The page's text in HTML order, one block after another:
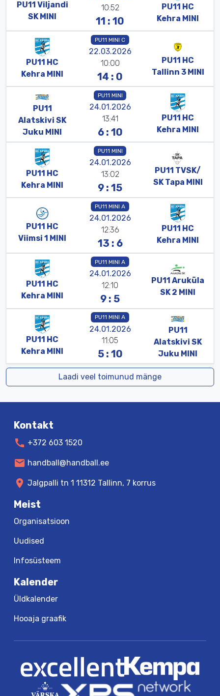
PU11 Viljandi
SKMINI
10:52
11 : 10
PU11 HC
Kehra MINI
PU11 HC
Kehra MINI
PU11 MINI C
22.03.2026
10:00
14 : 0
PU11 HC
Tallinn 3 MINI
PU11
Alatskivi SK
Juku MINI
PU11 MINI
24.01.2026
13:41
6 : 10
PU11 HC
Kehra MINI
PU11 HC
Kehra MINI
PU11 MINI
24.01.2026
13:02
9 : 15
PU11 TVSK/
SK Tapa MINI
PU11 HC
Viimsi 1 MINI
PU11 MINI A
24.01.2026
12:36
13 : 6
PU11 HC
Kehra MINI
PU11 HC
Kehra MINI
PU11 MINI A
24.01.2026
12:10
9 : 5
PU11 Aruküla
SK2 MINI
PU11 HC
Kehra MINI
PU11 MINI A
24.01.2026
11:05
5 : 10
PU11
Alatskivi SK
Juku MINI
Laadi veel toimunud mänge
Kontakt
call +372 603 1520
mail handball@handball.ee
location_on Jalgpalli tn 1 11312 Tallinn, 7 korrus
Meist
Organisatsioon
Uudised
Infosüsteem
Kalender
Üldkalender
Hooaja graafik